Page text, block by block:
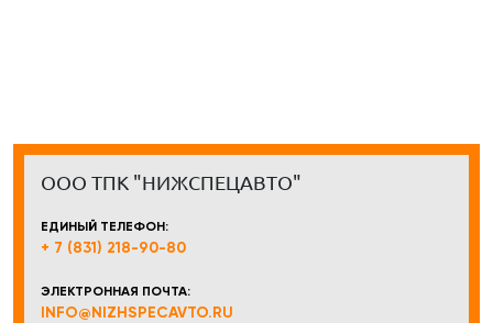
ООО ТПК "НИЖСПЕЦАВТО"
ЕДИНЫЙ ТЕЛЕФОН:
+ 7 (831) 218-90-80
ЭЛЕКТРОННАЯ ПОЧТА:
INFO@NIZHSPECAVTO.RU